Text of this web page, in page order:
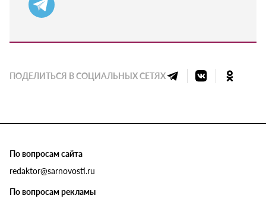
ПОДЕЛИТЬСЯ В СОЦИАЛЬНЫХ СЕТЯХ
По вопросам сайта
redaktor@sarnovosti.ru
По вопросам рекламы